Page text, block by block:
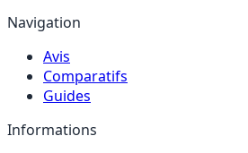
Navigation
Avis
Comparatifs
Guides
Informations